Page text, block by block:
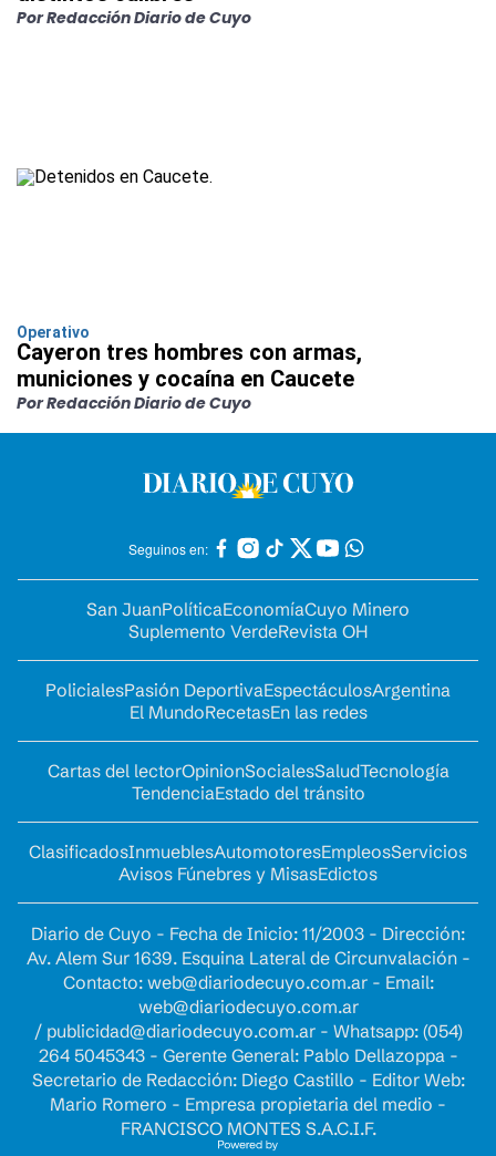
Por Redacción Diario de Cuyo
Operativo
Cayeron tres hombres con armas,
municiones y cocaína en Caucete
Por Redacción Diario de Cuyo
Seguinos en:
San JuanPolíticaEconomíaCuyo Minero
Suplemento VerdeRevista OH
PolicialesPasión DeportivaEspectáculosArgentina
El MundoRecetasEn las redes
Cartas del lectorOpinionSocialesSaludTecnología
TendenciaEstado del tránsito
ClasificadosInmueblesAutomotoresEmpleosServicios
Avisos Fúnebres y MisasEdictos
Diario de Cuyo - Fecha de Inicio: 11/2003 - Dirección:
Av. Alem Sur 1639. Esquina Lateral de Circunvalación -
Contacto: web@diariodecuyo.com.ar- Email:
web@diariodecuyo.com.ar
/ publicidad@diariodecuyo.com.ar- Whatsapp: (054)
264 5045343 - Gerente General: Pablo Dellazoppa -
Secretario de Redacción: Diego Castillo - Editor Web:
Mario Romero - Empresa propietaria del medio -
FRANCISCO MONTES S.A.C.I.F.